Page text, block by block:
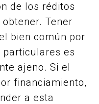
de los réditos
Tener
bien común por
es
ajeno. Si el
financiamiento,
a esta